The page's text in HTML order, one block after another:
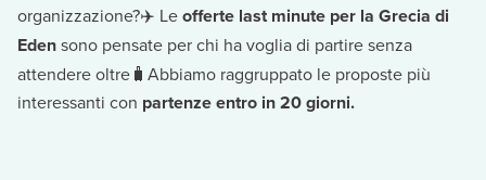
organizzazione?✈️ Leofferte last minute per la Grecia di
Edensono pensate per chi ha voglia di partire senza
attendere oltre🧳Abbiamo raggruppato le proposte più
interessanti con partenze entro in 20 giorni.